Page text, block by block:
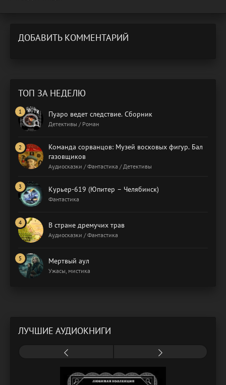
ДОБАВИТЬ КОММЕНТАРИЙ
ТОП ЗА НЕДЕЛЮ
Пуаро ведет следствие. Сборник
Детективы / Роман
Команда сорванцов: Музей восковых фигур. Бал
газовщиков
Аудиосказки / Фантастика / Детективы
Курьер-619 (Юпитер – Челябинск)
Фантастика
В стране дремучих трав
Аудиосказки / Фантастика
Мертвый аул
Ужасы, мистика
ЛУЧШИЕ АУДИОКНИГИ